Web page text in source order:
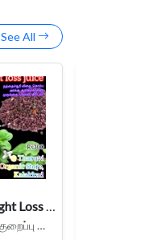
See All
மூலிகை எடை குறைப்பு ஜூஸ்